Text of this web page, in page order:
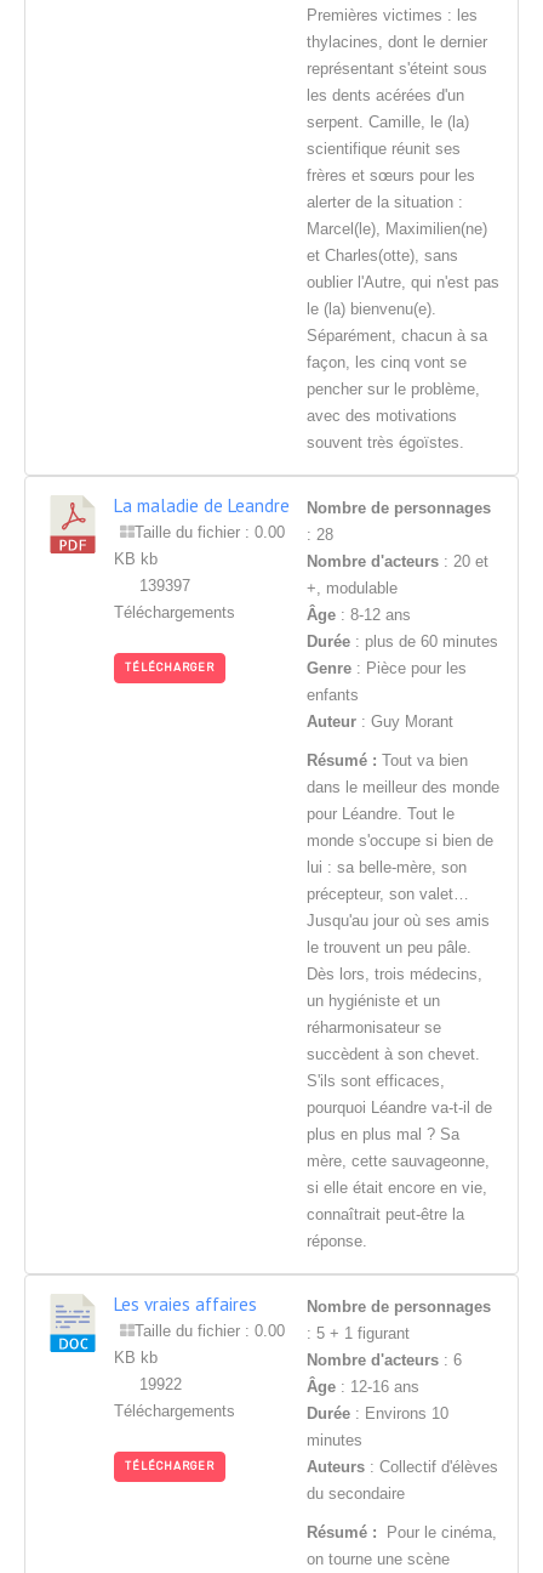
Premières victimes : les
thylacines, dont le dernier
représentant s'éteint sous
les dents acérées d'un
serpent. Camille, le (la)
scientifique réunit ses
frères et sœurs pour les
alerter de la situation :
Marcel(le), Maximilien(ne)
et Charles(otte), sans
oublier l'Autre, qui n'est pas
le (la) bienvenu(e).
Séparément, chacun à sa
façon, les cinq vont se
pencher sur le problème,
avec des motivations
souvent très égoïstes.
La maladie de Leandre
Taille du fichier : 0.00
KB kb
139397
Téléchargements
TÉLÉCHARGER
Nombre de personnages
: 28
Nombre d'acteurs : 20 et
+, modulable
Âge : 8-12 ans
Durée : plus de 60 minutes
Genre : Pièce pour les
enfants
Auteur : Guy Morant
Résumé : Tout va bien
dans le meilleur des monde
pour Léandre. Tout le
monde s'occupe si bien de
lui : sa belle-mère, son
précepteur, son valet…
Jusqu'au jour où ses amis
le trouvent un peu pâle.
Dès lors, trois médecins,
un hygiéniste et un
réharmonisateur se
succèdent à son chevet.
S'ils sont efficaces,
pourquoi Léandre va-t-il de
plus en plus mal ? Sa
mère, cette sauvageonne,
si elle était encore en vie,
connaîtrait peut-être la
réponse.
Les vraies affaires
Taille du fichier : 0.00
KB kb
19922
Téléchargements
TÉLÉCHARGER
Nombre de personnages
: 5 + 1 figurant
Nombre d'acteurs : 6
Âge : 12-16 ans
Durée : Environs 10
minutes
Auteurs : Collectif d'élèves
du secondaire
Résumé :
Pour le cinéma,
on tourne une scène